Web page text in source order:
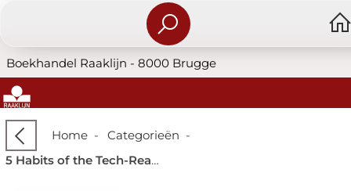
Boekhandel Raaklijn - 8000 Brugge
Home- Categorieën -
5 Habits of the Tech-Ready Family